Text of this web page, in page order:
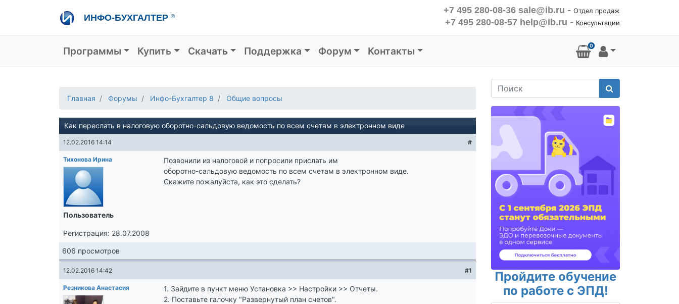
ИНФО-БУХГАЛТЕР ®
+7 495 280-08-36 sale@ib.ru - Отдел продаж
+7 495 280-08-57 help@ib.ru - Консультации
Основная навигация
Программы Купить Скачать Поддержка Форум Контакты 0
Главная Форумы Инфо-Бухгалтер 8 Общие вопросы
Как переслать в налоговую оборотно-сальдовую ведомость по всем счетам в электронном виде
12.02.2016 14:14 #
Тихонова Ирина
Пользователь
Регистрация: 28.07.2008
Позвонили из налоговой и попросили прислать им
оборотно-сальдовую ведомость по всем счетам в электронном виде.
Скажите пожалуйста, как это сделать?
606 просмотров
12.02.2016 14:42 #1
Резникова Анастасия
1. Зайдите в пункт меню Установка >> Настройки >> Отчеты.
2. Поставьте галочку "Развернутый план счетов".
Поиск
Пройдите обучение
по работе с ЭПД!